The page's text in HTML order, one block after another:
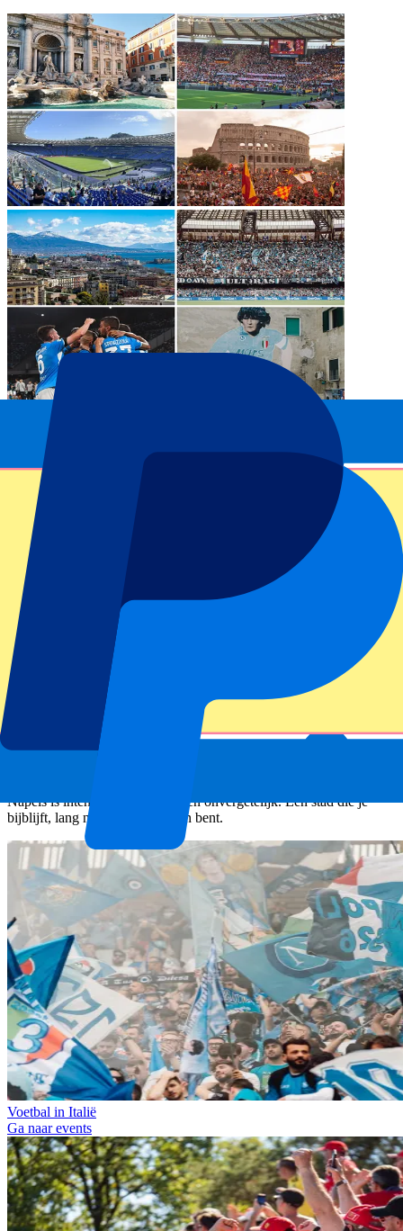
Voel de passie van Napels
Napels is rauw, authentiek en vol karakter. Bekend om zijn diepe
voetbalcultuur, indrukwekkende omgeving en rijke tradities biedt de
stad een krachtige en emotionele reiservaring. Maar Napels is meer
dan alleen wedstrijddagen. Ontdek wat de stad écht bijzonder
maakt:
Historische straten
Verken het levendige historische centrum, een UNESCO-
werelderfgoed vol smalle straatjes en dagelijks stadsleven.
Cultuur en traditie
Van wereldberoemde pizza tot eeuwenoude rituelen: Napels leeft
zijn tradities met intensiteit en trots.
Geniet van uitzichten op de
Napels is intens, gepassioneerd en onvergetelijk. Een stad die je
bijblijft, lang nadat je vertrokken bent.
Voetbal in Italië
Ga naar events